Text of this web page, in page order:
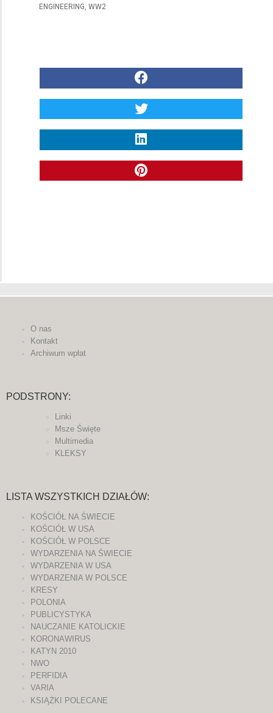
ENGINEERING, WW2
O nas
Kontakt
Archiwum wpłat
PODSTRONY:
Linki
Msze Święte
Multimedia
KLEKSY
LISTA WSZYSTKICH DZIAŁÓW:
KOŚCIÓŁ NA ŚWIECIE
KOŚCIÓŁ W USA
KOŚCIÓŁ W POLSCE
WYDARZENIA NA ŚWIECIE
WYDARZENIA W USA
WYDARZENIA W POLSCE
KRESY
POLONIA
PUBLICYSTYKA
NAUCZANIE KATOLICKIE
KORONAWIRUS
KATYN 2010
NWO
PERFIDIA
VARIA
KSIĄŻKI POLECANE